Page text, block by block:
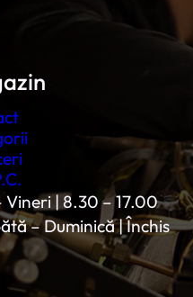
Vineri | 8.30 – 17.00
– Duminică | Închis